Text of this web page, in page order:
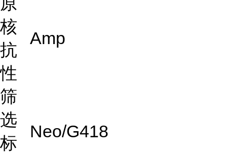
核
抗
性
Amp
筛
选
标
Neo/G418